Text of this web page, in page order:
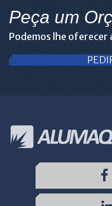
Peça um
Podemos lhe oferecer